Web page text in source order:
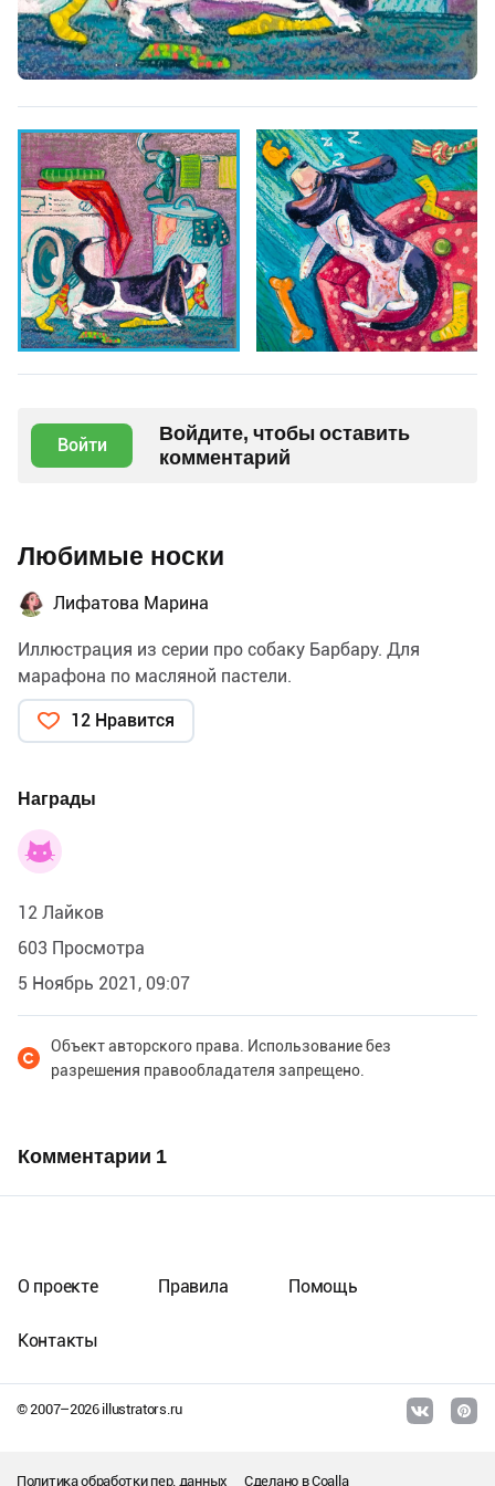
Войти
Войдите, чтобы оставить
комментарий
Любимые носки
Лифатова Марина
Иллюстрация из серии про собаку Барбару. Для
марафона по масляной пастели.
12 Нравится
Награды
12 Лайков
603 Просмотра
5 Ноябрь 2021, 09:07
Объект авторского права. Использование без
разрешения правообладателя запрещено.
Комментарии 1
© 2007–2026illustrators.ru
О проекте Правила Помощь
Контакты
Политика обработки пер. данных Сделано вCoalla